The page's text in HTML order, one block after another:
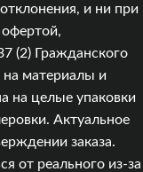
и ни при
офертой,
(2) Гражданского
материалы и
на целые упаковки
Актуальное
заказа.
от реального из‑за